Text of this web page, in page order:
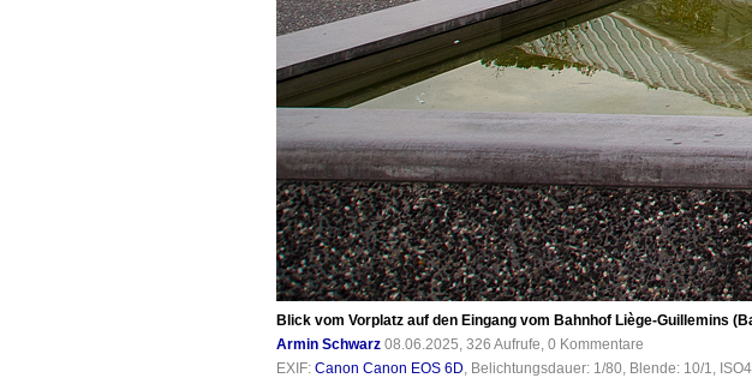
Blick vom Vorplatz auf den Eingang vom Bahnhof Liège-Guillemins
Armin Schwarz 08.06.2025, 326 Aufrufe, 0 Kommentare
EXIF: Canon Canon EOS 6D, Belichtungsdauer: 1/80, Blende: 10/1,